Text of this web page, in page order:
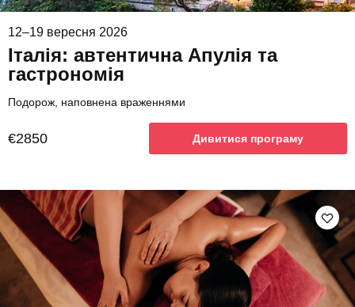
12–19 вересня 2026
Італія: автентична Апулія та
гастрономія
Подорож, наповнена враженнями
€2850 Дивитися програму